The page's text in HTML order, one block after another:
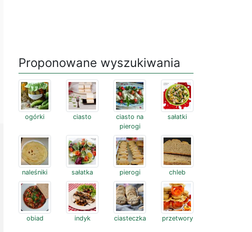
Proponowane wyszukiwania
ogórki ciasto
ciasto na
pierogi
sałatki
naleśniki sałatka pierogi chleb
obiad indyk ciasteczka przetwory